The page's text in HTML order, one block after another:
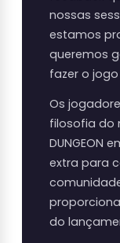
nossas
estamos
queremos
fazer o
Os
filosofia do
DUNGEON
extra para
do